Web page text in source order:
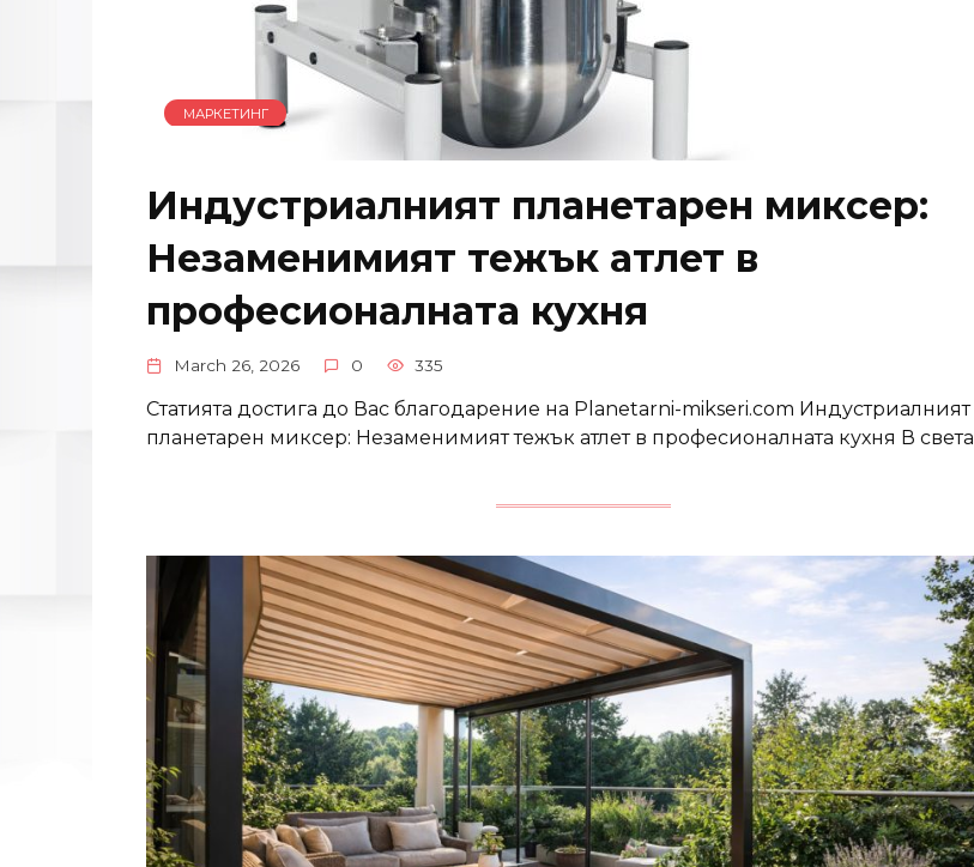
МАРКЕТИНГ
Индустриалният планетарен миксер:
Незаменимият тежък атлет в
професионалната кухня
March 26, 2026 0 335
Статията достига до Вас благодарение на Planetarni-mikseri.com Индустриалният
планетарен миксер: Незаменимият тежък атлет в професионалната кухня В света